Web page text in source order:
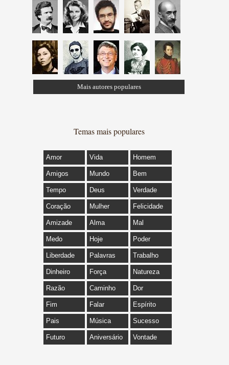
Mais autores populares
Temas mais populares
Amor Vida Homem
Amigos Mundo Bem
Tempo Deus Verdade
Coração Mulher Felicidade
Amizade Alma Mal
Medo Hoje Poder
Liberdade Palavras Trabalho
Dinheiro Força Natureza
Razão Caminho Dor
Fim Falar Espírito
Pais Música Sucesso
Futuro Aniversário Vontade